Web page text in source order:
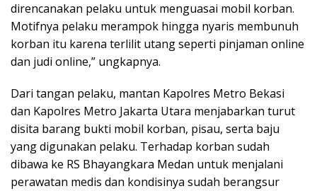
direncanakan pelaku untuk menguasai mobil korban.
Motifnya pelaku merampok hingga nyaris membunuh
korban itu karena terlilit utang seperti pinjaman online
dan judi online,” ungkapnya.
Dari tangan pelaku, mantan Kapolres Metro Bekasi
dan Kapolres Metro Jakarta Utara menjabarkan turut
disita barang bukti mobil korban, pisau, serta baju
yang digunakan pelaku. Terhadap korban sudah
dibawa ke RS Bhayangkara Medan untuk menjalani
perawatan medis dan kondisinya sudah berangsur